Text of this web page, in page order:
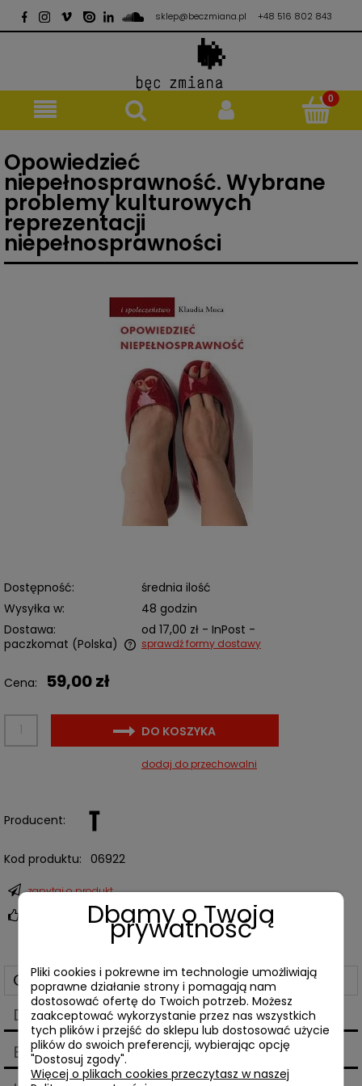
sklep@beczmiana.pl +48 516 802 843
Opowiedzieć
niepełnosprawność. Wybrane
problemy kulturowych
reprezentacji
niepełnosprawności
Dostępność:
średnia ilość
Wysyłka w:
48 godzin
Dostawa:
od 17,00 zł - InPost -
paczkomat (Polska) sprawdź formy dostawy
Cena: 59,00 zł
DO KOSZYKA
dodaj do przechowalni
Producent:
Kod produktu: 06922
zapytaj o produkt
poleć znajomemu
Opis
Dane techniczne
Bezpieczeństwo
Dbamy o Twoją
prywatność
Pliki cookies i pokrewne im technologie umożliwiają
poprawne działanie strony i pomagają nam
dostosować ofertę do Twoich potrzeb. Możesz
zaakceptować wykorzystanie przez nas wszystkich
tych plików i przejść do sklepu lub dostosować użycie
plików do swoich preferencji, wybierając opcję
"Dostosuj zgody".
Więcej o plikach cookies przeczytasz w naszej